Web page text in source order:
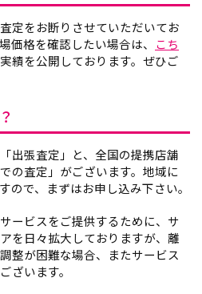
定をお断りさせていただいてお
価格を確認したい場合は、 こち
績を公開しております。ぜひご
出張査定」と、全国の提携店舗
の査定」がございます。地域に
ので、まずはお申し込み下さい。
ービスをご提供するために、サ
を日々拡大しておりますが、離
整が困難な場合、またサービス
ざいます。